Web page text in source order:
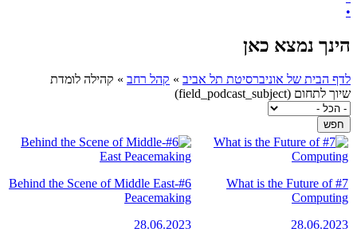
•
הינך נמצא כאן
לדף הבית של אוניברסיטת תל אביב » קהל רחב » קהילה לומדת
שיוך לתחום (field_podcast_subject)
#7 What is the Future of
Computing
28.06.2023
#6-Behind the Scene of Middle East
Peacemaking
28.06.2023